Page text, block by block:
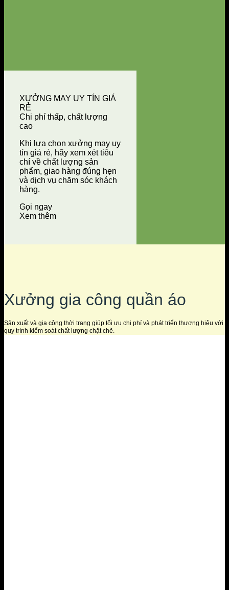
XƯỞNG MAY UY TÍN GIÁ
RẺ
Chi phí thấp, chất lượng
cao
Khi lựa chọn xưởng may uy
tín giá rẻ, hãy xem xét tiêu
chí về chất lượng sản
phẩm, giao hàng đúng hẹn
và dịch vụ chăm sóc khách
hàng.
Gọi ngay
Xem thêm
Xưởng gia công quần áo
Sản xuất và gia công thời trang giúp tối ưu chi phí và phát triển thương hiệu với
quy trình kiểm soát chất lượng chặt chẽ.